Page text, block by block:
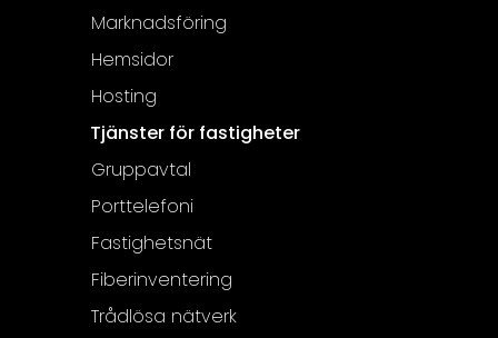
Marknadsföring
Hemsidor
Hosting
Tjänster för fastigheter
Gruppavtal
Porttelefoni
Fastighetsnät
Fiberinventering
Trådlösa nätverk